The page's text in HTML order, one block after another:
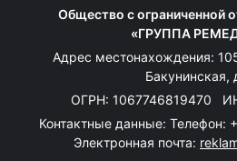
Общество с ограниченной
«ГРУППА
Адрес местонахождения:
Бакунинская,
ОГРН: 1067746819470
Контактные данные: Телефон:
Электронная почта: